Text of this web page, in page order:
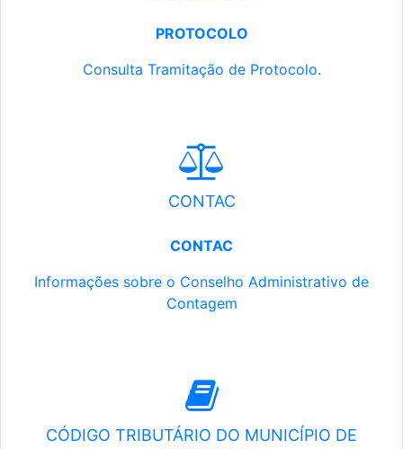
PROTOCOLO
Consulta Tramitação de Protocolo.
CONTAC
CONTAC
Informações sobre o Conselho Administrativo de
Contagem
CÓDIGO TRIBUTÁRIO DO MUNICÍPIO DE